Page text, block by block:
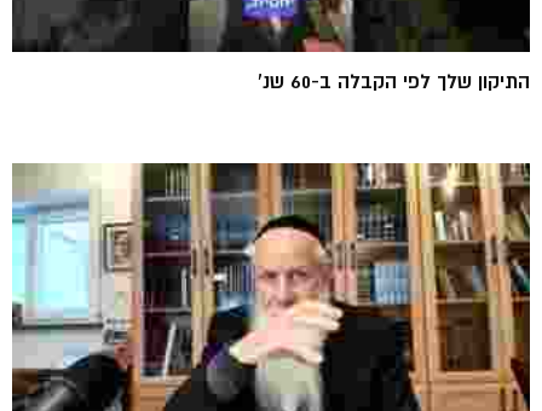
התיקון שלך לפי הקבלה ב-60 שנ'